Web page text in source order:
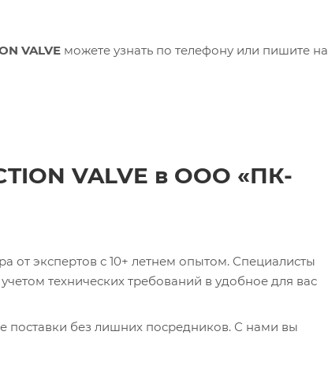
VALVE можете узнать по телефону или пишите на
VALVE в ООО «ПК-
от экспертов с 10+ летнем опытом. Специалисты
технических требований в удобное для вас
поставки без лишних посредников. С нами вы